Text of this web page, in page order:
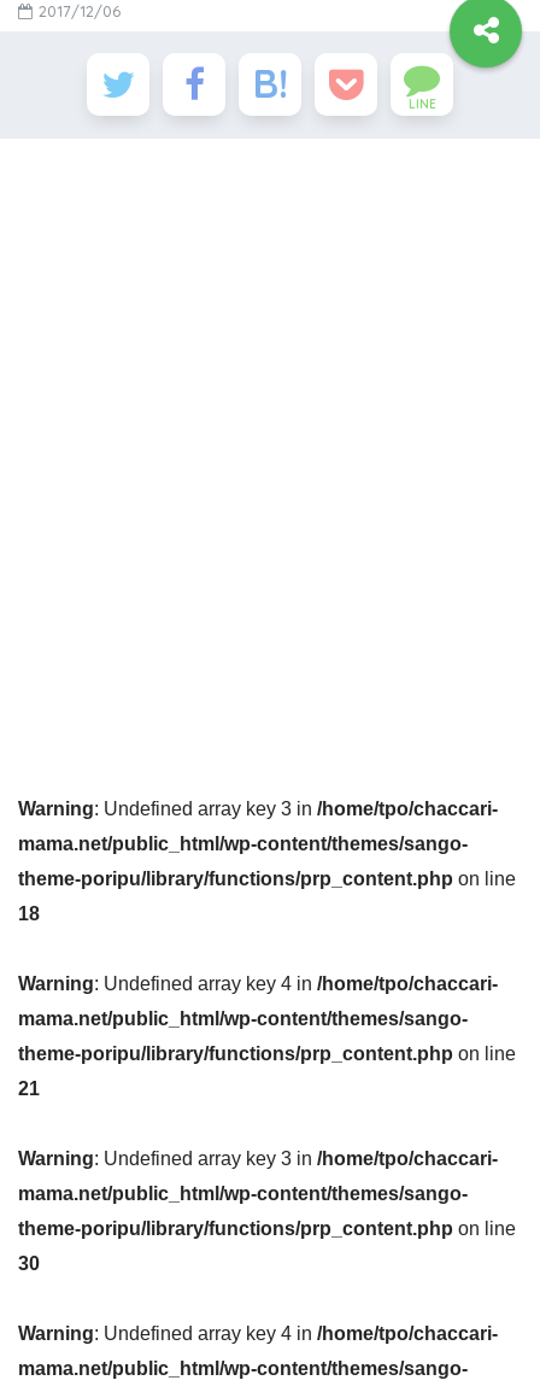
2017/12/06
LINE
Warning : Undefined array key 3 in /home/tpo/chaccari-
mama.net/public_html/wp-content/themes/sango-
theme-poripu/library/functions/prp_content.php on line
18
Warning : Undefined array key 4 in /home/tpo/chaccari-
mama.net/public_html/wp-content/themes/sango-
theme-poripu/library/functions/prp_content.php on line
21
Warning : Undefined array key 3 in /home/tpo/chaccari-
mama.net/public_html/wp-content/themes/sango-
theme-poripu/library/functions/prp_content.php on line
30
Warning : Undefined array key 4 in /home/tpo/chaccari-
mama.net/public_html/wp-content/themes/sango-